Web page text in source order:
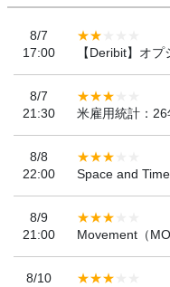
8/7
17:00
【Deribit】オ
8/7
21:30
米雇用統計：
8/8
22:00
Space and
8/9
21:00
Movement（
8/10